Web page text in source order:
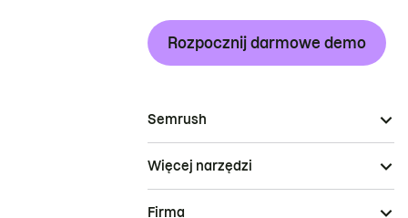
Rozpocznij darmowe demo
Semrush
Więcej narzędzi
Firma